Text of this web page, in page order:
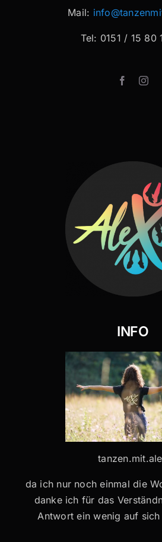
Mail:
Tel: 0151 / 15 80
INFO
da ich nur noch einmal die
danke ich für das
Antwort ein wenig auf